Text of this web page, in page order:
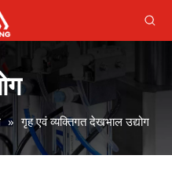
» गृह एवं व्यक्तिगत देखभाल उद्योग